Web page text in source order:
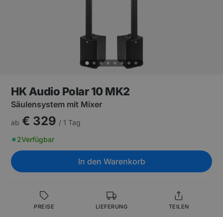
HK Audio Polar 10 MK2
Säulensystem mit Mixer
ab € 329 / 1 Tag
2Verfügbar
In den Warenkorb
PREISE LIEFERUNG TEILEN